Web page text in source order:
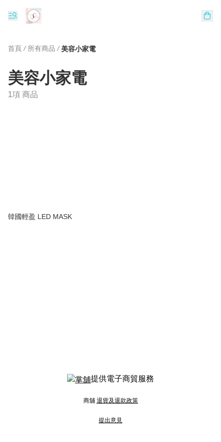
首頁 / 所有商品 / 美容小家電
美容小家電
1項 商品
韓國輕盈 LED MASK
提供電子商貿服務
商舖 退貨及退款政策
提出意見